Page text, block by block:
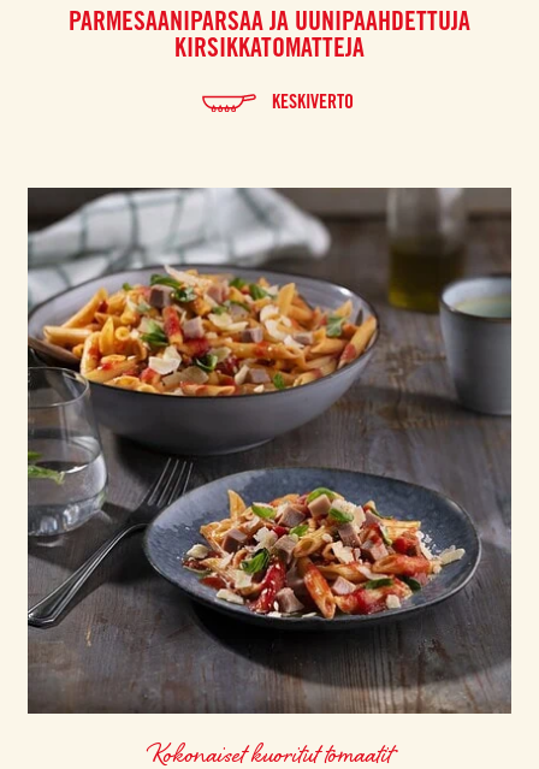
PARMESAANIPARSAA JA UUNIPAAHDETTUJA
KIRSIKKATOMATTEJA
KESKIVERTO
Kokonaiset kuoritut tomaatit